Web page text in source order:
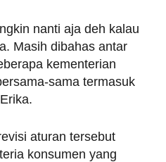
nanti aja deh kalau
Masih dibahas antar
kementerian
sama termasuk
aturan tersebut
konsumen yang